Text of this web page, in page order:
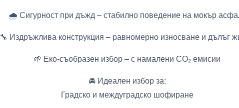
🌧️ Сигурност при дъжд – стабилно поведение на мокър
🔧 Издръжлива конструкция – равномерно износване и дълъг
🌱 Еко-съобразен избор – с намалени CO₂ емисии
🚘 Идеален избор за:
Градско и междуградско шофиране